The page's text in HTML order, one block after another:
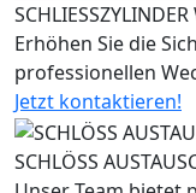
SCHLIESSZYLINDER
Erhöhen Sie die
professionellen
Jetzt kontaktieren!
SCHLÖSS